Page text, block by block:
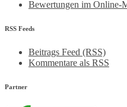
Bewertungen im Online-
RSS Feeds
Beitrags Feed (RSS)
Kommentare als RSS
Partner